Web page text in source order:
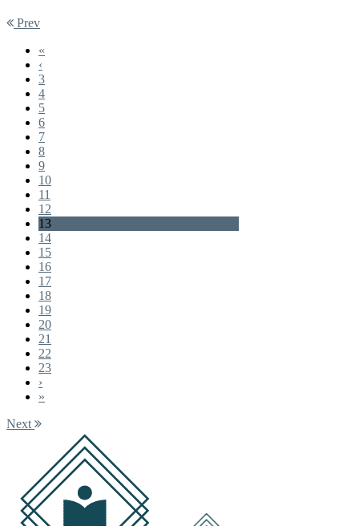
Prev
«
‹
3
4
5
6
7
8
9
10
11
12
13
14
15
16
17
18
19
20
21
22
23
›
»
Next